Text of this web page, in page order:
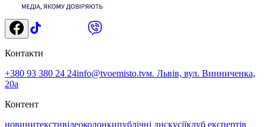
Контакти
+380 93 380 24 24info@tvoemisto.tvм. Львів, вул. Винниченка,
20а
Контент
новинитекстивідеоколонкипублічні дискусіїклуб експертів